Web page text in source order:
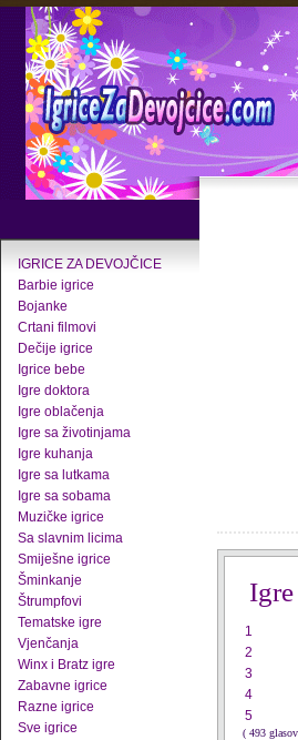
IGRICE ZA DEVOJČICE
Barbie igrice
Bojanke
Crtani filmovi
Dečije igrice
Igrice bebe
Igre doktora
Igre oblačenja
Igre sa životinjama
Igre kuhanja
Igre sa lutkama
Igre sa sobama
Muzičke igrice
Sa slavnim licima
Smiješne igrice
Šminkanje
Štrumpfovi
Tematske igre
Vjenčanja
Winx i Bratz igre
Zabavne igrice
Razne igrice
Sve igrice
1
2
3
4
5
( 493